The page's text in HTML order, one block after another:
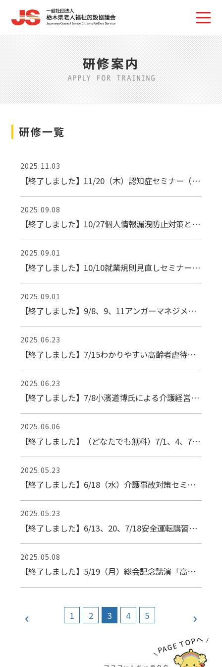
研修案内
研修一覧
2025.11.03
【終了しました】11/20（木）認知症セミナー（11/13〆）
2025.09.08
【終了しました】10/27個人情報漏洩防止対策と発生時の対応 Web研修
2025.09.01
【終了しました】10/10就業規則見直しセミナー【Web】
2025.09.01
【終了しました】9/8、9、11アンガーマネジメント研修
2025.06.23
【終了しました】7/15わかりやすい高齢者虐待防止の基本！【Web研修】
2025.06.23
【終了しました】7/8小濱道博氏による介護経営セミナー（7/1〆）
2025.06.06
【終了しました】（どなたでも無料）7/1、4、7正しい口腔ケアセミナー
2025.05.23
【終了しました】6/18（水）介護事故対策セミナー【Web研修】
2025.05.23
【終了しました】6/13、20、7/18安全運転講習会の開催について
2025.05.08
【終了しました】5/19（月）総会記念講演「高齢者施設を取り巻く現状と課題」
1 2 3 4 5
PAGE TOPへ